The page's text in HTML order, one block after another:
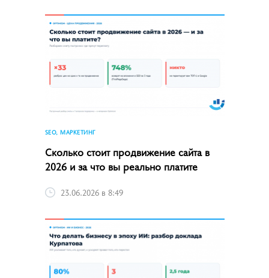
SEO, МАРКЕТИНГ
Сколько стоит продвижение сайта в
2026 и за что вы реально платите
23.06.2026 в 8:49